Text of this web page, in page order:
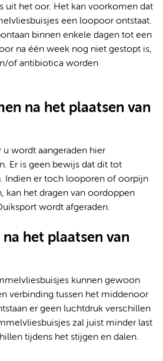
uit het oor. Het kan voorkomen dat
een loopoor ontstaat.
binnen enkele dagen tot een
na één week nog niet gestopt is,
of antibiotica worden
na het plaatsen van
wordt aangeraden hier
Er is geen bewijs dat dit tot
Indien er toch looporen of oorpijn
kan het dragen van oordoppen
wordt afgeraden.
het plaatsen van
kunnen gewoon
verbinding tussen het middenoor
er geen luchtdruk verschillen
zal juist minder last
tijdens het stijgen en dalen.